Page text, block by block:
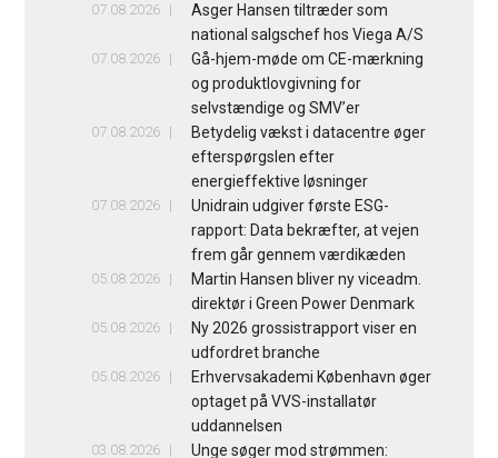
07.08.2026
Asger Hansen tiltræder som
national salgschef hos Viega A/S
07.08.2026
Gå-hjem-møde om CE-mærkning
og produktlovgivning for
selvstændige og SMV’er
07.08.2026
Betydelig vækst i datacentre øger
efterspørgslen efter
energieffektive løsninger
07.08.2026
Unidrain udgiver første ESG-
rapport: Data bekræfter, at vejen
frem går gennem værdikæden
05.08.2026
Martin Hansen bliver ny viceadm.
direktør i Green Power Denmark
05.08.2026
Ny 2026 grossistrapport viser en
udfordret branche
05.08.2026
Erhvervsakademi København øger
optaget på VVS-installatør
uddannelsen
03.08.2026
Unge søger mod strømmen: